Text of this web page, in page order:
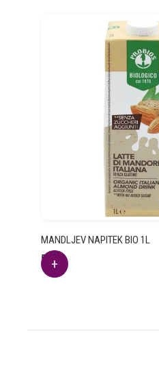
MANDLJEV NAPITEK BIO 1L
5.22
€